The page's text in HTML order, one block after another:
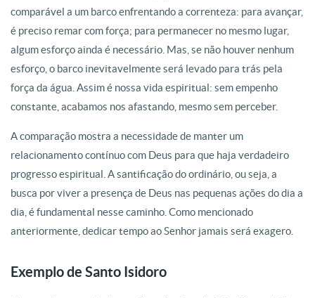
comparável a um barco enfrentando a correnteza: para avançar,
é preciso remar com força; para permanecer no mesmo lugar,
algum esforço ainda é necessário. Mas, se não houver nenhum
esforço, o barco inevitavelmente será levado para trás pela
força da água. Assim é nossa vida espiritual: sem empenho
constante, acabamos nos afastando, mesmo sem perceber.
A comparação mostra a necessidade de manter um
relacionamento contínuo com Deus para que haja verdadeiro
progresso espiritual. A santificação do ordinário, ou seja, a
busca por viver a presença de Deus nas pequenas ações do dia a
dia, é fundamental nesse caminho. Como mencionado
anteriormente, dedicar tempo ao Senhor jamais será exagero.
Exemplo de Santo Isidoro